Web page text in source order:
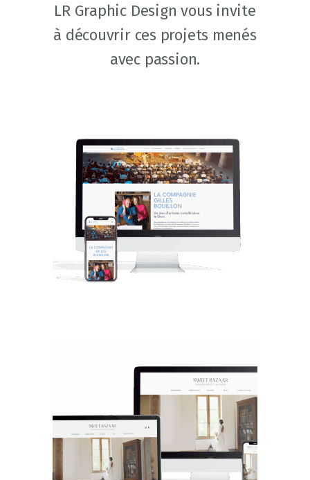
LR Graphic Design vous invite
à découvrir ces projets menés
avec passion.
COMPAGNIE GILLES
BOUILLON
SWEET BAZAAR